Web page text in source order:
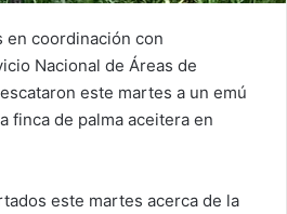
coordinación con
Nacional de Áreas de
este martes a un emú
finca de palma aceitera en
este martes acerca de la